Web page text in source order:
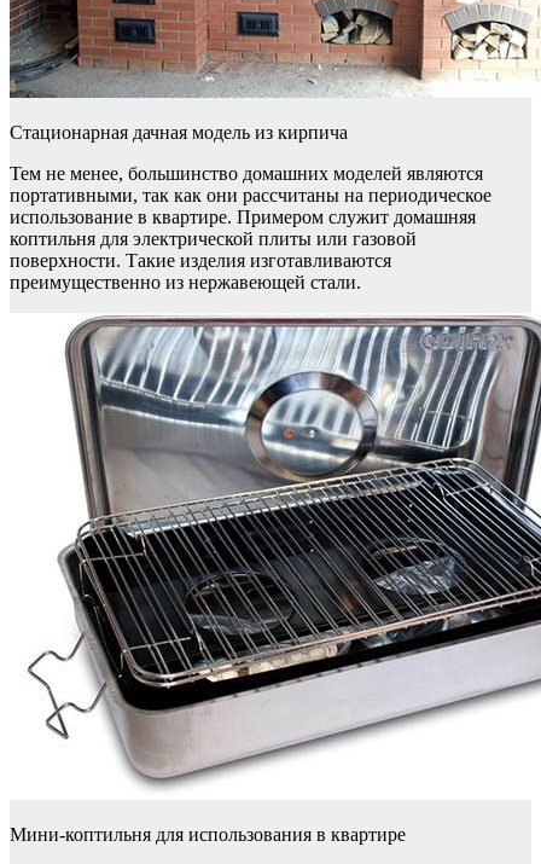
Стационарная дачная модель из кирпича
Тем не менее, большинство домашних моделей являются
портативными, так как они рассчитаны на периодическое
использование в квартире. Примером служит домашняя
коптильня для электрической плиты или газовой
поверхности. Такие изделия изготавливаются
преимущественно из нержавеющей стали.
Мини-коптильня для использования в квартире